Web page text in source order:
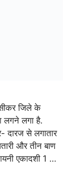
जिले के
लगने लगा है.
दारज से लगातार
और तीन बाण
एकादशी 1 …